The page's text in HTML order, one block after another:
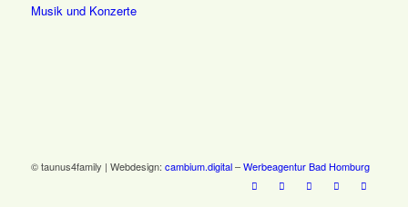
Musik und Konzerte
© taunus4family | Webdesign: cambium.digital–Werbeagentur Bad Homburg